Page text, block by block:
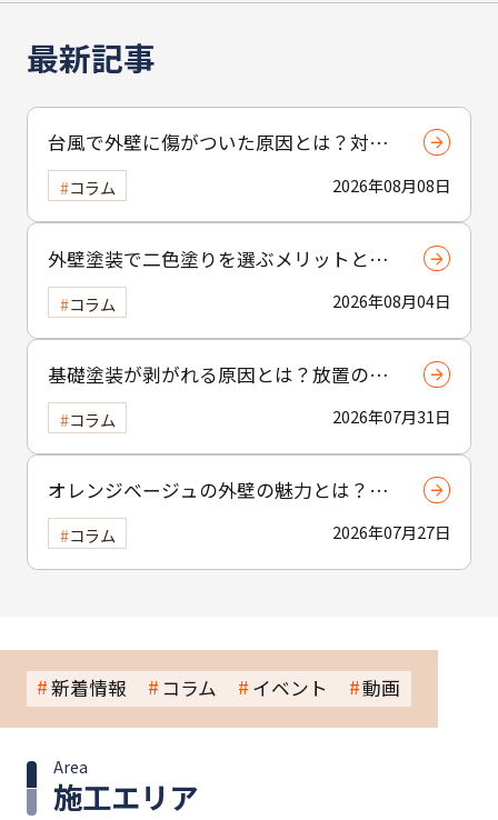
最新記事
台風で外壁に傷がついた原因とは？対応
策を知るためのポイントを解説
2026年08月08日
コラム
外壁塗装で二色塗りを選ぶメリットと
は？おしゃれな外観を実現する塗り分け
テクニック
2026年08月04日
コラム
基礎塗装が剥がれる原因とは？放置のリ
スクについても解説
2026年07月31日
コラム
オレンジベージュの外壁の魅力とは？温
かみと個性を引き出す選び方と注意点2026年07月27日
コラム
新着情報 コラム イベント 動画
施工エリア
Area